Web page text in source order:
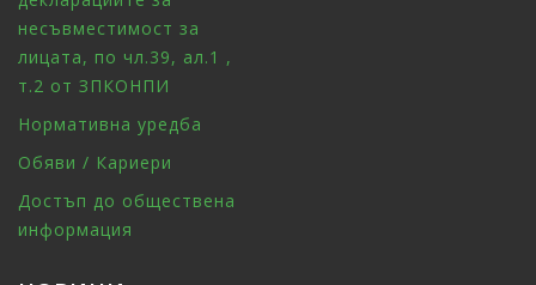
несъвместимост за
лицата, по чл.39, ал.1 ,
т.2 от ЗПКОНПИ
Нормативна уредба
Обяви / Кариери
Достъп до обществена
информация